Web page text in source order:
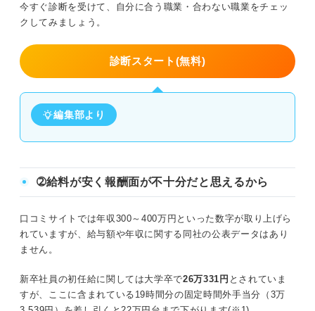
今すぐ診断を受けて、自分に合う職業・合わない職業をチェッ
クしてみましょう。
診断スタート(無料)
編集部より
➁給料が安く報酬面が不十分だと思えるから
口コミサイトでは年収300～400万円といった数字が取り上げら
れていますが、給与額や年収に関する同社の公表データはあり
ません。
新卒社員の初任給に関しては大学卒で26万331円 とされていま
すが、ここに含まれている19時間分の固定時間外手当分（3万